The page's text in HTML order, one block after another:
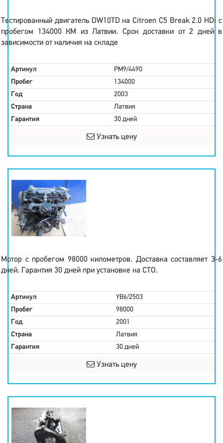
Тестированный двигатель DW10TD на Citroen C5 Break 2.0 HDi с
пробегом 134000 КМ из Латвии. Срок доставки от 2 дней в
зависимости от наличия на складе
Артикул
PM9/4490
Пробег
134000
Год
2003
Страна
Латвия
Гарантия
30 дней
Узнать цену
Мотор с пробегом 98000 километров. Доставка составляет 3-6
дней. Гарантия 30 дней при установке на СТО.
Артикул
YB6/2503
Пробег
98000
Год
2001
Страна
Латвия
Гарантия
30 дней
Узнать цену